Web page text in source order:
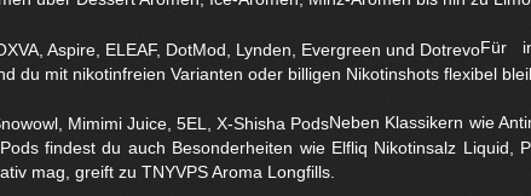
Für
du mit nikotinfreien Varianten oder billigen Nikotinshots flexibel
Neben Klassikern wie
findest du auch Besonderheiten wie Elfliq Nikotinsalz Liquid,
mag, greift zu TNYVPS Aroma Longfills.